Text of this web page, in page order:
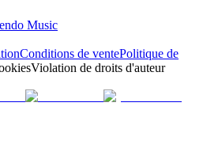
Music
Conditions de ventePolitique de
Violation de droits d'auteur